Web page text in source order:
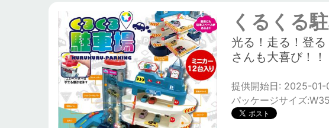
くるくる
光る！走る！登
さんも大喜び！！
提供開始日: 2025-
パッケージサイズ